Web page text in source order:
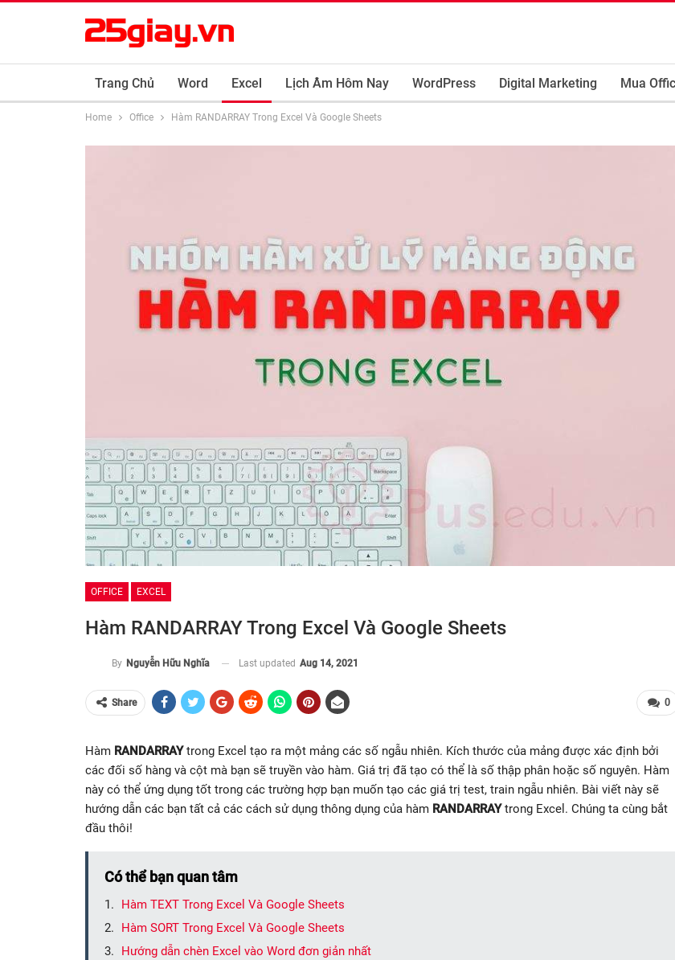
Trang Chủ Word Excel Lịch Âm Hôm Nay WordPress Digital Marketing Mua
Home Office Hàm RANDARRAY Trong Excel Và Google Sheets
OFFICE EXCEL
Hàm RANDARRAY Trong Excel Và Google Sheets
By Nguyễn Hữu Nghĩa Last updated Aug 14, 2021
0
Share
Hàm RANDARRAYtrong Excel tạo ra một mảng các số ngẫu nhiên. Kích thước của mảng được xác định bởi
các đối số hàng và cột mà bạn sẽ truyền vào hàm. Giá trị đã tạo có thể là số thập phân hoặc số nguyên. Hàm
này có thể ứng dụng tốt trong các trường hợp bạn muốn tạo các giá trị test, train ngẫu nhiên. Bài viết này sẽ
hướng dẫn các bạn tất cả các cách sử dụng thông dụng của hàm RANDARRAYtrong Excel. Chúng ta cùng bắt
đầu thôi!
Có thể bạn quan tâm
Hàm TEXT Trong Excel Và Google Sheets
Hàm SORT Trong Excel Và Google Sheets
Hướng dẫn chèn Excel vào Word đơn giản nhất